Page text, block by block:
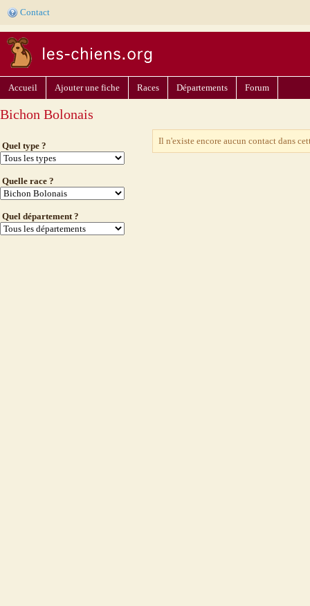
Contact
Accueil Ajouter une fiche Races Départements Forum
Bichon Bolonais
Quel type ?
Quelle race ?
Quel département ?
Il n'existe encore aucun contact dans